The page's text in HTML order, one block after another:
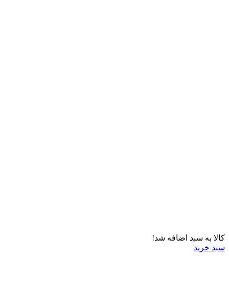
کالا به سبد اضافه شد!
سبد خرید